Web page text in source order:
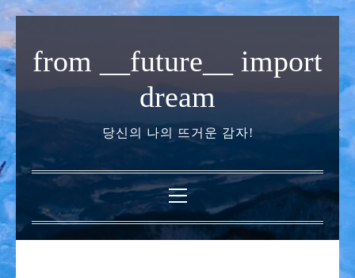
용
으
가
기
from __future__ import
dream
당신의 나의 뜨거운 감자!
기
본
메
뉴